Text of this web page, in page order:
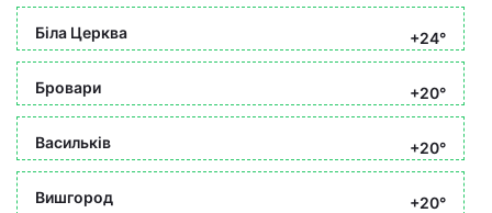
Біла Церква +24°
Бровари +20°
Васильків +20°
Вишгород +20°